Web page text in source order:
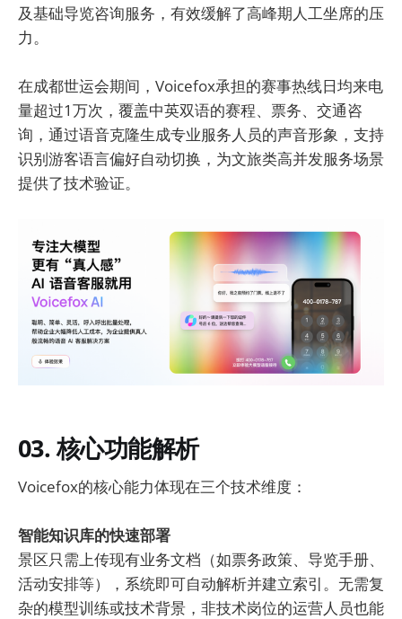
及基础导览咨询服务，有效缓解了高峰期人工坐席的压
力。
在成都世运会期间，Voicefox承担的赛事热线日均来电
量超过1万次，覆盖中英双语的赛程、票务、交通咨
询，通过语音克隆生成专业服务人员的声音形象，支持
识别游客语言偏好自动切换，为文旅类高并发服务场景
提供了技术验证。
03. 核心功能解析
Voicefox的核心能力体现在三个技术维度：
智能知识库的快速部署
景区只需上传现有业务文档（如票务政策、导览手册、
活动安排等），系统即可自动解析并建立索引。无需复
杂的模型训练或技术背景，非技术岗位的运营人员也能